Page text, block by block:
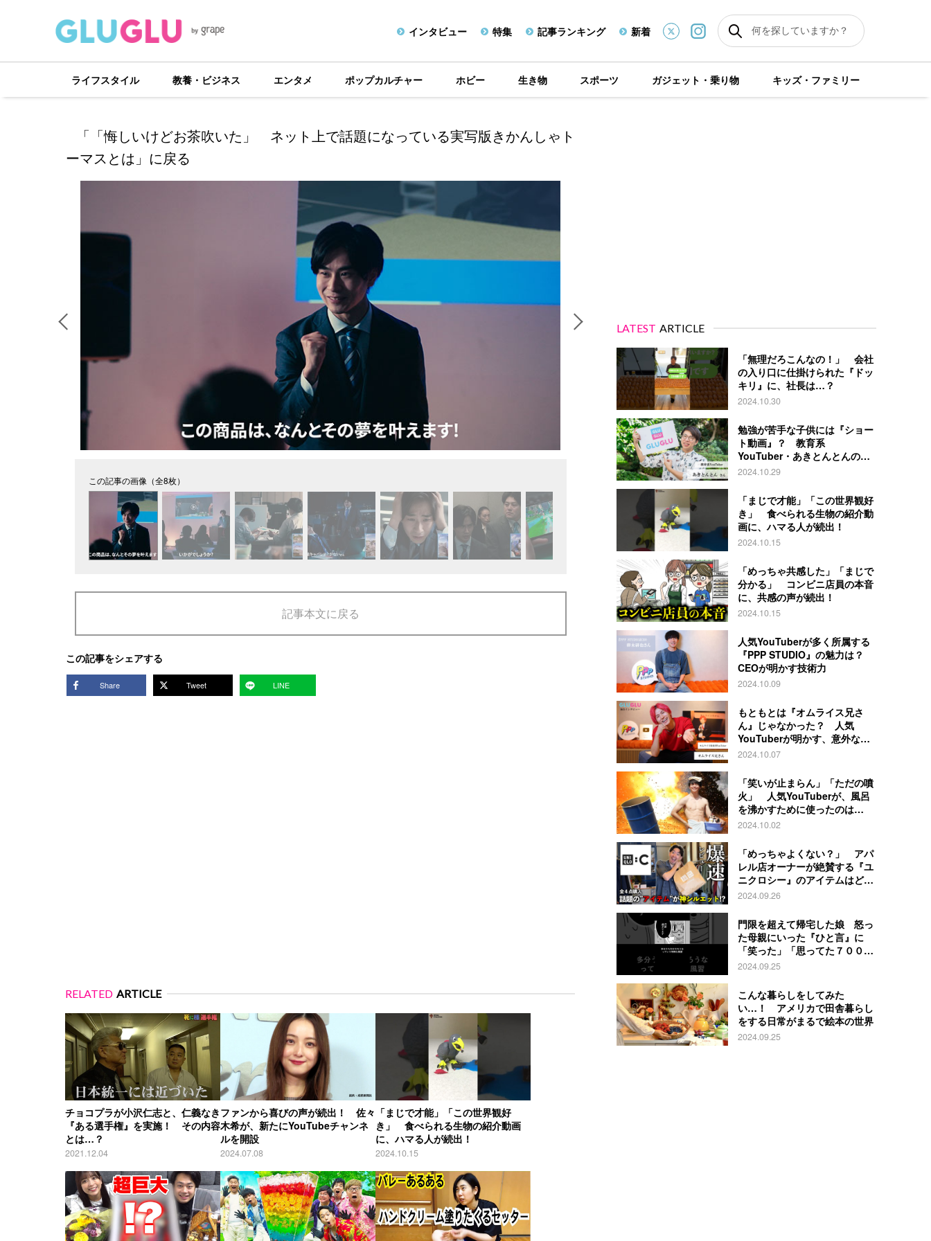
インタビュー 特集 記事ランキング 新着
ライフスタイル 教養・ビジネス エンタメ ポップカルチャー ホビー 生き物 スポーツ ガジェット・乗り物 キッズ・ファミリー
「「悔しいけどお茶吹いた」 ネット上で話題になっている実写版きかんしゃト
ーマスとは」に戻る
この記事の画像（全8枚）
記事本文に戻る
この記事をシェアする
Share Tweet LINE
RELATED ARTICLE
チョコプラが小沢仁志と、仁義なき
『ある選手権』を実施！ その内容
とは…？
2021.12.04
ファンから喜びの声が続出！ 佐々
木希が、新たにYouTubeチャンネ
ルを開設
2024.07.08
「まじで才能」「この世界観好
き」 食べられる生物の紹介動画
に、ハマる人が続出！
2024.10.15
LATEST ARTICLE
「無理だろこんなの！」 会社
の入り口に仕掛けられた『ドッ
キリ』に、社長は…？
2024.10.30
勉強が苦手な子供には『ショー
ト動画』？ 教育系
YouTuber・あきとんとんの戦
略とは
2024.10.29
「まじで才能」「この世界観好
き」 食べられる生物の紹介動
画に、ハマる人が続出！
2024.10.15
「めっちゃ共感した」「まじで
分かる」 コンビニ店員の本音
に、共感の声が続出！
2024.10.15
人気YouTuberが多く所属する
『PPP STUDIO』の魅力は？
CEOが明かす技術力
2024.10.09
もともとは『オムライス兄さ
ん』じゃなかった？ 人気
YouTuberが明かす、意外な過
去とは
2024.10.07
「笑いが止まらん」「ただの噴
火」 人気YouTuberが、風呂
を沸かすために使ったのは…
2024.10.02
「めっちゃよくない？」 アパ
レル店オーナーが絶賛する『ユ
ニクロシー』のアイテムはど
れ？
2024.09.26
門限を超えて帰宅した娘 怒っ
た母親にいった『ひと言』に
「笑った」「思ってた７００倍
特殊」
2024.09.25
こんな暮らしをしてみた
い…！ アメリカで田舎暮らし
をする日常がまるで絵本の世界
2024.09.25